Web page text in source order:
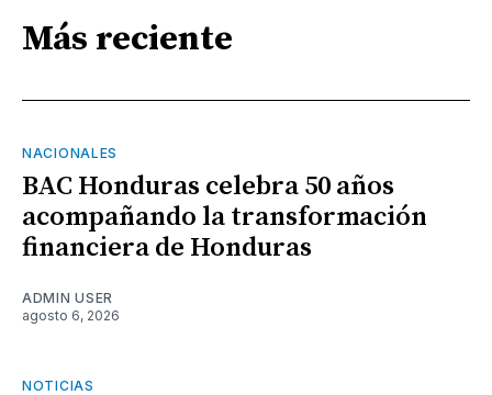
Más reciente
NACIONALES
BAC Honduras celebra 50 años
acompañando la transformación
financiera de Honduras
ADMIN USER
agosto 6, 2026
NOTICIAS